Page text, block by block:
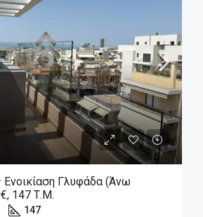
Γλυφάδα (Άνω
147 Τ.μ.
147